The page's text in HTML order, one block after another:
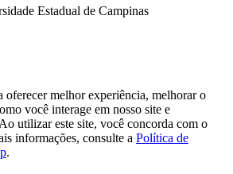
Estadual de Campinas
oferecer melhor experiência, melhorar o
você interage em nosso site e
utilizar este site, você concorda com o
informações, consulte a Política de
.